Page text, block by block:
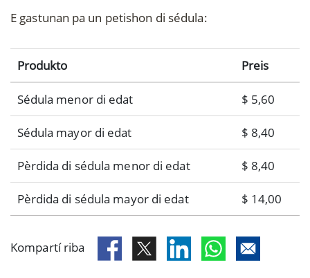
E gastunan pa un petishon di sédula:
Produkto Preis
Sédula menor di edat $ 5,60
Sédula mayor di edat $ 8,40
Pèrdida di sédula menor di edat $ 8,40
Pèrdida di sédula mayor di edat $ 14,00
Kompartí riba